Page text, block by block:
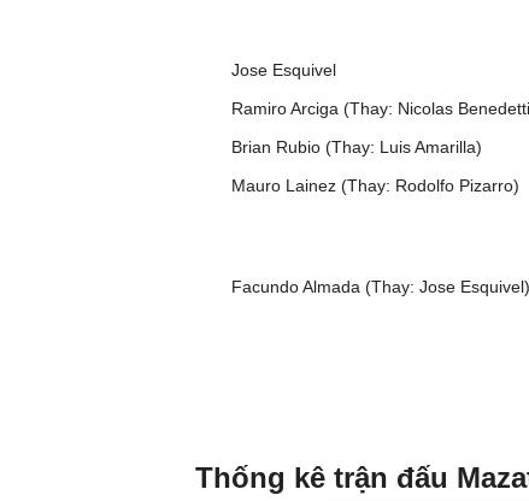
Jose Esquivel
Ramiro Arciga (Thay: Nicolas
Brian Rubio (Thay: Luis Amarilla)
Mauro Lainez (Thay: Rodolfo Pizarro)
Facundo Almada (Thay: Jose Esquivel)
Thống kê trận đấu